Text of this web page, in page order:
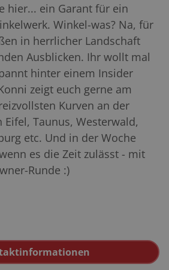
hier... ein Garant für ein
Winkel-was? Na, für
in herrlicher Landschaft
Ausblicken. Ihr wollt mal
hinter einem Insider
zeigt euch gerne am
Kurven an der
Taunus, Westerwald,
etc. Und in der Woche
es die Zeit zulässt - mit
Runde :)